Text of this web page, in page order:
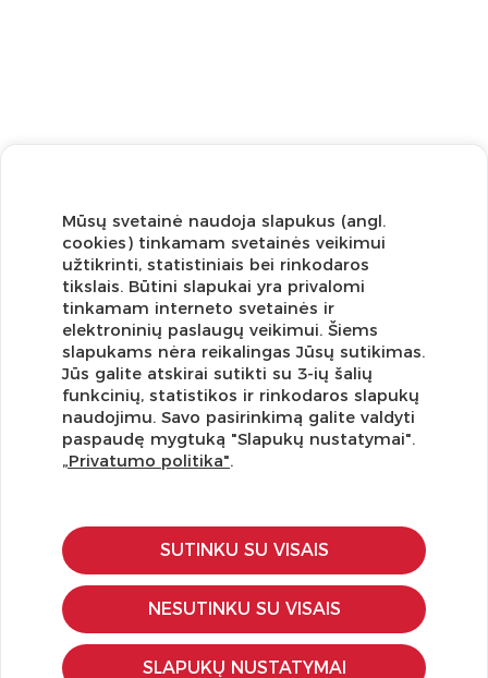
Užsisakykite naujienlaiškį ir pirmi gaukite geriausius
pasiūlymus!
KLIENTŲ APTARNAVIMAS
Pirkimo – pardavimo taisyklės
Pristatymas ir grąžinimas
Apmokėjimo būdai
Kokybės ir saugumo standartai
Mūsų svetainė naudoja slapukus (angl.
cookies) tinkamam svetainės veikimui
užtikrinti, statistiniais bei rinkodaros
tikslais. Būtini slapukai yra privalomi
tinkamam interneto svetainės ir
elektroninių paslaugų veikimui. Šiems
slapukams nėra reikalingas Jūsų sutikimas.
Jūs galite atskirai sutikti su 3-ių šalių
funkcinių, statistikos ir rinkodaros slapukų
naudojimu. Savo pasirinkimą galite valdyti
paspaudę mygtuką "Slapukų nustatymai".
„Privatumo politika".
SUTINKU SU VISAIS
NESUTINKU SU VISAIS
SLAPUKŲ NUSTATYMAI